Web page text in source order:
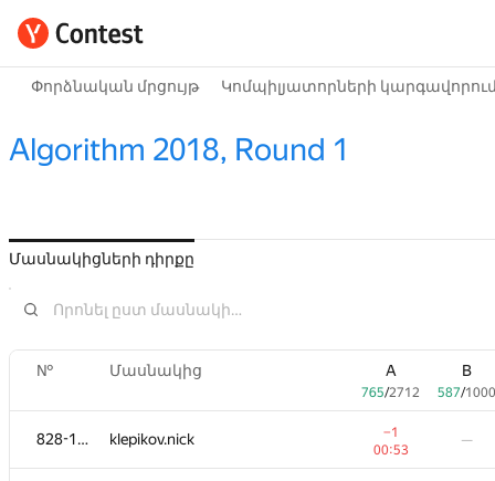
Փորձնական մրցույթ Կոմպիլյատորների
Algorithm 2018, Round 1
Մասնակիցների դիրքը
№ Մասնակից A
765/2712
B
587/1000
828-1115 klepikov.nick
−1
00:53
—